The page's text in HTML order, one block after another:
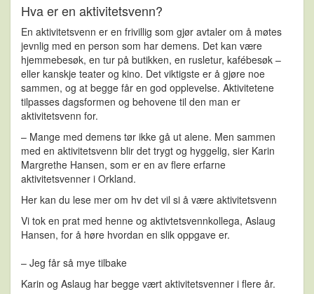
Hva er en aktivitetsvenn?
En aktivitetsvenn er en frivillig som gjør avtaler om å møtes
jevnlig med en person som har demens. Det kan være
hjemmebesøk, en tur på butikken, en rusletur, kafébesøk –
eller kanskje teater og kino. Det viktigste er å gjøre noe
sammen, og at begge får en god opplevelse. Aktivitetene
tilpasses dagsformen og behovene til den man er
aktivitetsvenn for.
– Mange med demens tør ikke gå ut alene. Men sammen
med en aktivitetsvenn blir det trygt og hyggelig, sier Karin
Margrethe Hansen, som er en av flere erfarne
aktivitetsvenner i Orkland.
Her kan du lese mer om hv det vil si å være aktivitetsvenn
Vi tok en prat med henne og aktivtetsvennkollega, Aslaug
Hansen, for å høre hvordan en slik oppgave er.
– Jeg får så mye tilbake
Karin og Aslaug har begge vært aktivitetsvenner i flere år.